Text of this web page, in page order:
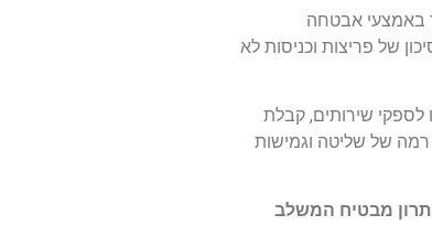
באמצעי אבטחה
של פריצות וכניסות לא
לספקי שירותים, קבלת
רמה של שליטה וגמישות
מבטיח המשלב